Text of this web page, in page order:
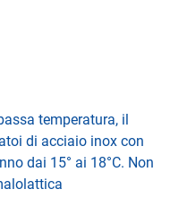
temperatura, il
di acciaio inox con
dai 15° ai 18°C. Non